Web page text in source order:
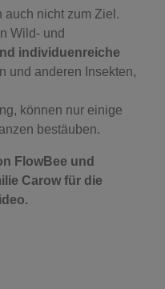
auch nicht zum Ziel.
Wild- und
individuenreiche
und anderen Insekten,
können nur einige
bestäuben.
FlowBee und
Carow für die